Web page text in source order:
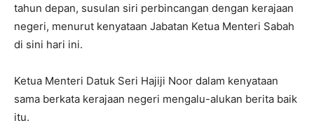
tahun depan, susulan siri perbincangan dengan kerajaan
negeri, menurut kenyataan Jabatan Ketua Menteri Sabah
di sini hari ini.
Ketua Menteri Datuk Seri Hajiji Noor dalam kenyataan
sama berkata kerajaan negeri mengalu-alukan berita baik
itu.